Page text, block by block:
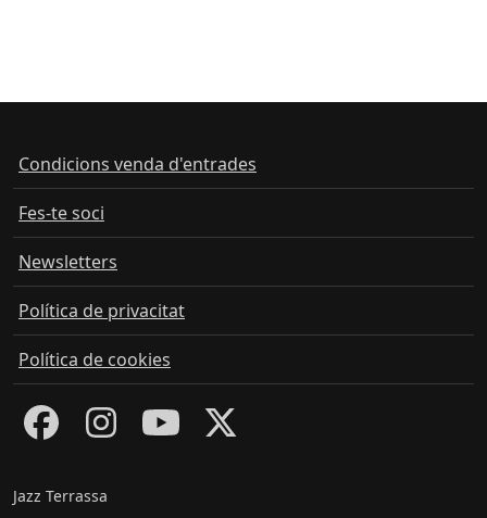
Condicions venda d'entrades
Fes-te soci
Newsletters
Política de privacitat
Política de cookies
Jazz Terrassa